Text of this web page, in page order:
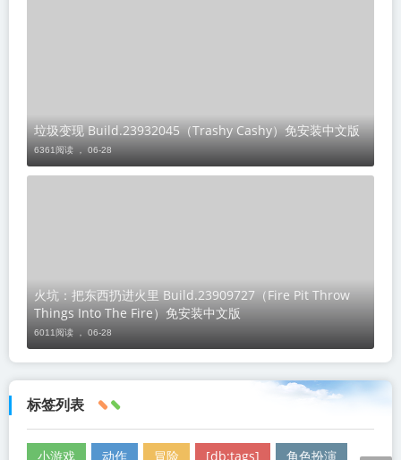
垃圾变现 Build.23932045（Trashy Cashy）免安装中文版
6361阅读 ， 06-28
火坑：把东西扔进火里 Build.23909727（Fire Pit Throw
Things Into The Fire）免安装中文版
6011阅读 ， 06-28
标签列表
小游戏 动作 冒险 [db:tags] 角色扮演